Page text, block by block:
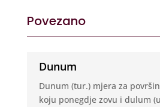
Povezano
Dunum
Dunum (tur.) mjera za
koju ponegdje zovu i dulum